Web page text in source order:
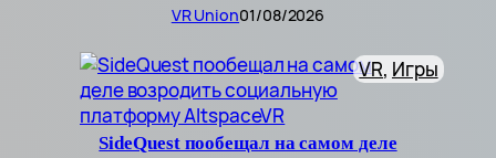
VR Union01/08/2026
SideQuest пообещал на самом деле
VR, Игры